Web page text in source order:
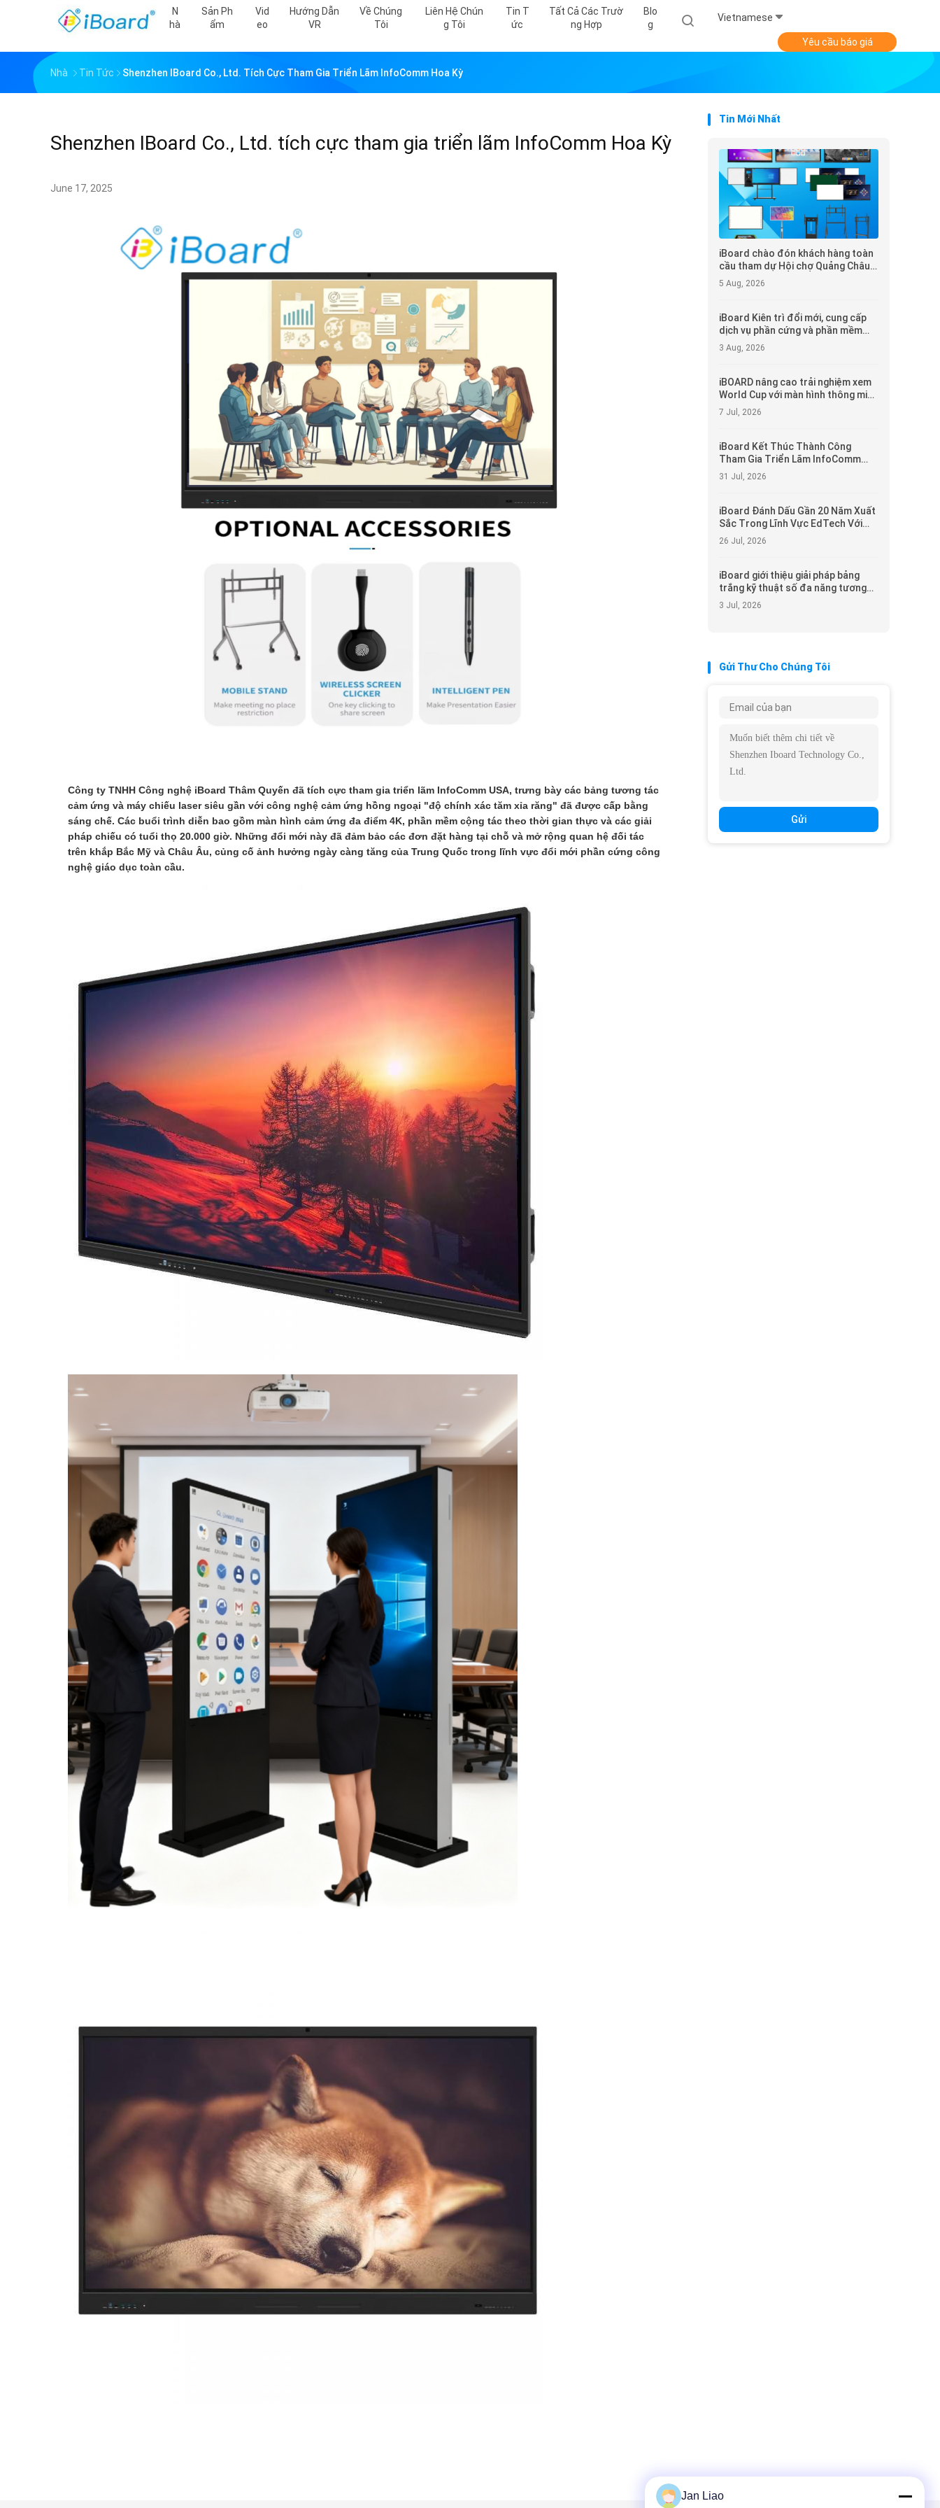
N
Hà
Sản Ph
Ẩm
Vid
Eo
Hướng Dẫn
VR
Về Chúng
Tôi
Liên Hệ Chún
G Tôi
Tin T
Ức
Tất Cả Các Trườ
Ng Hợp
Blo
G
Vietnamese
Yêu cầu báo giá
Nhà Tin Tức Shenzhen IBoard Co., Ltd. Tích Cực Tham Gia Triển Lãm InfoComm Hoa Kỳ
Shenzhen IBoard Co., Ltd. tích cực tham gia triển lãm InfoComm Hoa Kỳ
June 17, 2025
Công ty TNHH Công nghệ iBoard Thâm Quyến đã tích cực tham gia triển lãm InfoComm USA, trưng bày các bảng tương tác
cảm ứng và máy chiếu laser siêu gần với công nghệ cảm ứng hồng ngoại "độ chính xác tăm xỉa răng" đã được cấp bằng
sáng chế. Các buổi trình diễn bao gồm màn hình cảm ứng đa điểm 4K, phần mềm cộng tác theo thời gian thực và các giải
pháp chiếu có tuổi thọ 20.000 giờ. Những đổi mới này đã đảm bảo các đơn đặt hàng tại chỗ và mở rộng quan hệ đối tác
trên khắp Bắc Mỹ và Châu Âu, củng cố ảnh hưởng ngày càng tăng của Trung Quốc trong lĩnh vực đổi mới phần cứng công
nghệ giáo dục toàn cầu.
Tin Mới Nhất
iBoard chào đón khách hàng toàn
cầu tham dự Hội chợ Quảng Châu
lần thứ 140
5 Aug, 2026
iBoard Kiên trì đổi mới, cung cấp
dịch vụ phần cứng và phần mềm
một cửa để đạt được hợp tác đôi
bên cùng có lợi với người dùng
3 Aug, 2026
iBOARD nâng cao trải nghiệm xem
World Cup với màn hình thông minh
tất cả trong một
7 Jul, 2026
iBoard Kết Thúc Thành Công
Tham Gia Triển Lãm InfoComm
Asia 2026 Tại Bangkok
31 Jul, 2026
iBoard Đánh Dấu Gần 20 Năm Xuất
Sắc Trong Lĩnh Vực EdTech Với
Màn Hình Cảm Ứng Tương Tác Lấy
Học Sinh Làm Trung Tâm
26 Jul, 2026
iBoard giới thiệu giải pháp bảng
trắng kỹ thuật số đa năng tương
thích với tất cả các màn hình
phẳng tương tác
3 Jul, 2026
Gửi Thư Cho Chúng Tôi
Gửi
Jan Liao